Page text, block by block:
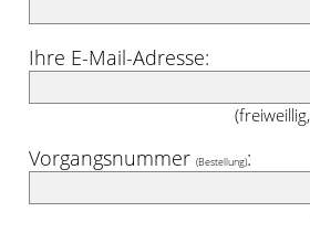
Ihre E-Mail-Adresse:
Vorgangsnummer(Bestellung):